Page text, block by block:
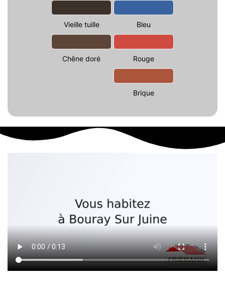
Vieille tuille
Chêne doré
Bleu
Rouge
Brique